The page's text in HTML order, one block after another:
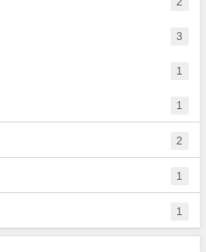
3
1
1
2
1
1